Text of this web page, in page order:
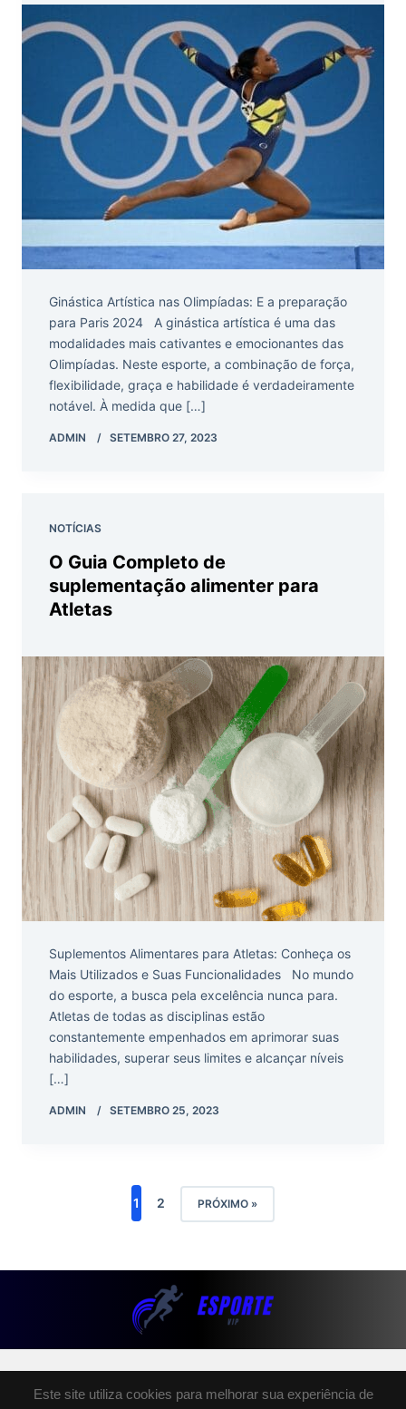
Este site utiliza cookies para melhorar sua experiência de
Ginástica Artística nas Olimpíadas: E a preparação
para Paris 2024 A ginástica artística é uma das
modalidades mais cativantes e emocionantes das
Olimpíadas. Neste esporte, a combinação de força,
flexibilidade, graça e habilidade é verdadeiramente
notável. À medida que […]
ADMIN SETEMBRO 27, 2023
NOTÍCIAS
O Guia Completo de
suplementação alimenter para
Atletas
Suplementos Alimentares para Atletas: Conheça os
Mais Utilizados e Suas Funcionalidades No mundo
do esporte, a busca pela excelência nunca para.
Atletas de todas as disciplinas estão
constantemente empenhados em aprimorar suas
habilidades, superar seus limites e alcançar níveis
[…]
ADMIN SETEMBRO 25, 2023
1 2 PRÓXIMO »
POLÍTICA DE PRIVACIDADE